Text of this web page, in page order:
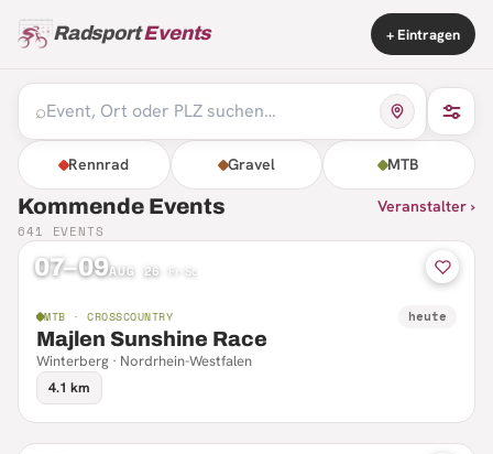
RadsportEvents + Eintragen
⌕
Rennrad Gravel MTB
Kommende Events Veranstalter ›
641 EVENTS
07–09AUG 26 Fr–So
MTB · CROSSCOUNTRY heute
Majlen Sunshine Race
Winterberg · Nordrhein-Westfalen
4.1 km